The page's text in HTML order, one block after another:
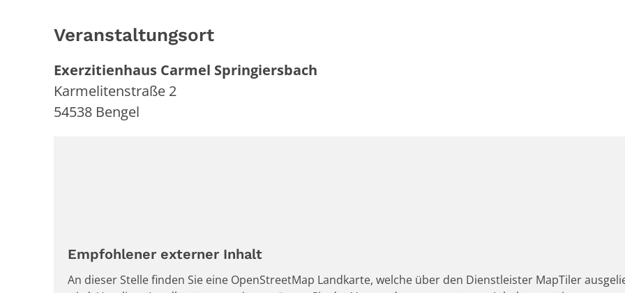
Veranstaltungsort
Exerzitienhaus Carmel Springiersbach
Karmelitenstraße 2
54538 Bengel
Empfohlener externer Inhalt
An dieser Stelle finden Sie eine OpenStreetMap Landkarte, welche über den Dienstleister MapTiler